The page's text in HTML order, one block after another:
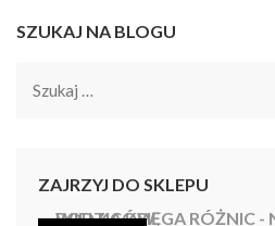
SZUKAJ NA BLOGU
Szukaj:
ZAJRZYJ DO SKLEPU